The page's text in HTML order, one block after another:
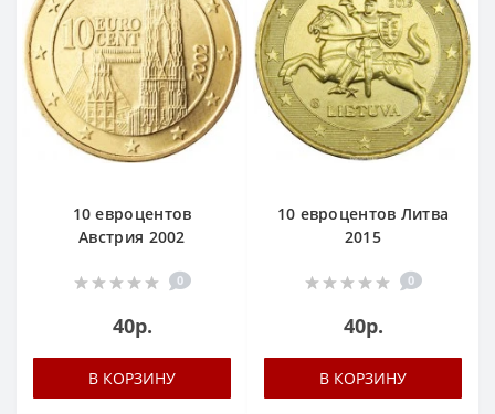
10 евроцентов
Австрия 2002
0
40р.
В КОРЗИНУ
10 евроцентов Литва
2015
0
40р.
В КОРЗИНУ